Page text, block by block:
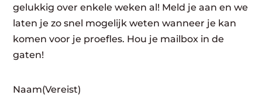
gelukkig over enkele weken al! Meld je aan en we
laten je zo snel mogelijk weten wanneer je kan
komen voor je proefles. Hou je mailbox in de
gaten!
Naam(Vereist)